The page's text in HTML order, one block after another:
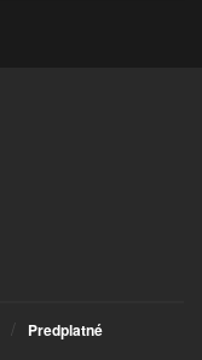
Predplatné